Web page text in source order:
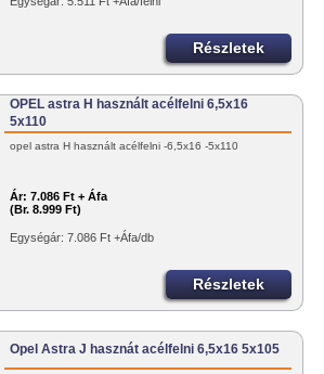
Részletek
OPEL astra H használt acélfelni 6,5x16
5x110
opel astra H használt acélfelni -6,5x16 -5x110
Ár: 7.086 Ft + Áfa
(Br. 8.999 Ft)
Egységár: 7.086 Ft +Áfa/db
Részletek
Opel Astra J hasznát acélfelni 6,5x16 5x105